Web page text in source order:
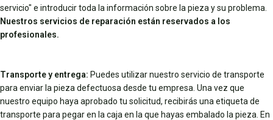
servicio" e introducir toda la información sobre la pieza y su problema.
Nuestros servicios de reparación están reservados a los
profesionales.
Transporte y entrega: Puedes utilizar nuestro servicio de transporte
para enviar la pieza defectuosa desde tu empresa. Una vez que
nuestro equipo haya aprobado tu solicitud, recibirás una etiqueta de
transporte para pegar en la caja en la que hayas embalado la pieza. En